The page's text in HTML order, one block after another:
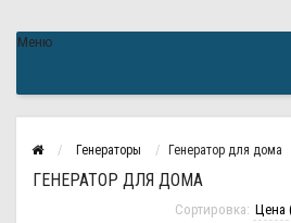
Меню
Генераторы Генератор для дома
ГЕНЕРАТОР ДЛЯ ДОМА
Сортировка: